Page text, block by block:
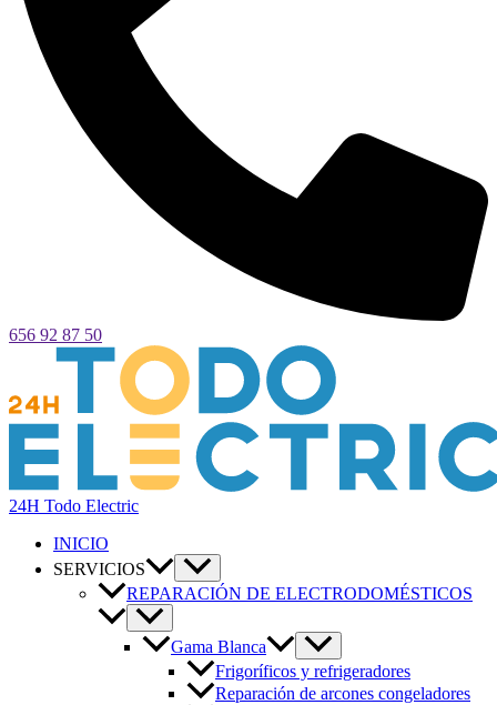
656 92 87 50
24H Todo Electric
INICIO
SERVICIOS
REPARACIÓN DE ELECTRODOMÉSTICOS
Gama Blanca
Frigoríficos y refrigeradores
Reparación de arcones congeladores